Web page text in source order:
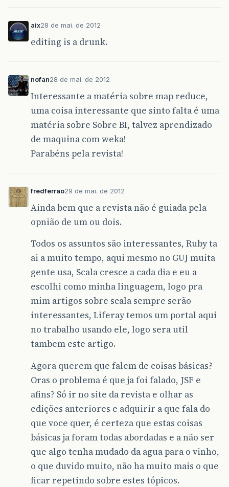
aix28 de mai. de 2012
editing is a drunk.
nofan28 de mai. de 2012
Interessante a matéria sobre map reduce,
uma coisa interessante que sinto falta é uma
matéria sobre Sobre BI, talvez aprendizado
de maquina com weka!
Parabéns pela revista!
fredferrao29 de mai. de 2012
Ainda bem que a revista não é guiada pela
opnião de um ou dois.
Todos os assuntos são interessantes, Ruby ta
ai a muito tempo, aqui mesmo no GUJ muita
gente usa, Scala cresce a cada dia e eu a
escolhi como minha linguagem, logo pra
mim artigos sobre scala sempre serão
interessantes, Liferay temos um portal aqui
no trabalho usando ele, logo sera util
tambem este artigo.
Agora querem que falem de coisas básicas?
Oras o problema é que ja foi falado, JSF e
afins? Só ir no site da revista e olhar as
edições anteriores e adquirir a que fala do
que voce quer, é certeza que estas coisas
básicas ja foram todas abordadas e a não ser
que algo tenha mudado da agua para o vinho,
o que duvido muito, não ha muito mais o que
ficar repetindo sobre estes tópicos.